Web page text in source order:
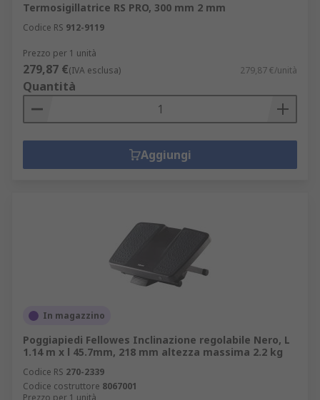
Termosigillatrice RS PRO, 300 mm 2 mm
Codice RS 912-9119
Prezzo per 1 unità
279,87 €(IVA esclusa) 279,87 €/unità
Quantità
Aggiungi
In magazzino
Poggiapiedi Fellowes Inclinazione regolabile Nero, L
1.14 m x l 45.7mm, 218 mm altezza massima 2.2 kg
Codice RS 270-2339
Codice costruttore 8067001
Prezzo per 1 unità